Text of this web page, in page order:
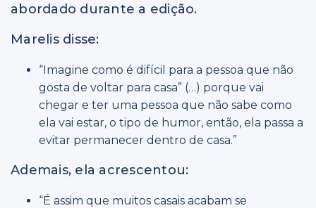
abordado durante a edição.
Marelis disse:
“Imagine como é difícil para a pessoa que não
gosta de voltar para casa” (…) porque vai
chegar e ter uma pessoa que não sabe como
ela vai estar, o tipo de humor, então, ela passa a
evitar permanecer dentro de casa.”
Ademais, ela acrescentou:
“É assim que muitos casais acabam se